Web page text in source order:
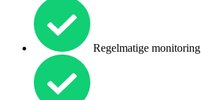
Regelmatige monitoring